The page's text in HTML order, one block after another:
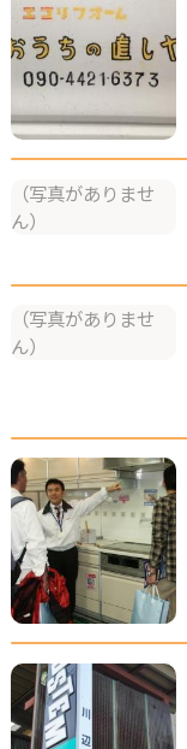
（写真がありませ
ん）
（写真がありませ
ん）